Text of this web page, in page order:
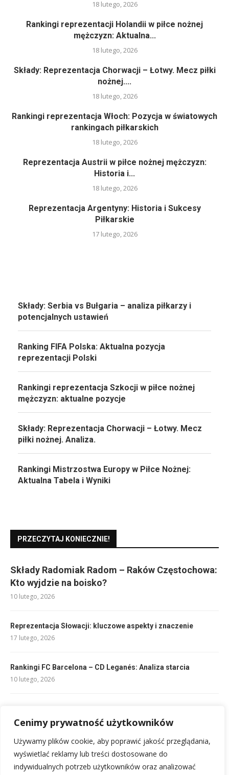
Cenimy prywatność użytkowników
Używamy plików cookie, aby poprawić jakość przeglądania,
wyświetlać reklamy lub treści dostosowane do
indywidualnych potrzeb użytkowników oraz analizować
18 lutego, 2026
Rankingi reprezentacji Holandii w piłce nożnej
mężczyzn: Aktualna...
18 lutego, 2026
Składy: Reprezentacja Chorwacji – Łotwy. Mecz piłki
nożnej....
18 lutego, 2026
Rankingi reprezentacja Włoch: Pozycja w światowych
rankingach piłkarskich
18 lutego, 2026
Reprezentacja Austrii w piłce nożnej mężczyzn:
Historia i...
18 lutego, 2026
Reprezentacja Argentyny: Historia i Sukcesy
Piłkarskie
17 lutego, 2026
Składy: Serbia vs Bułgaria – analiza piłkarzy i
potencjalnych ustawień
Ranking FIFA Polska: Aktualna pozycja
reprezentacji Polski
Rankingi reprezentacja Szkocji w piłce nożnej
mężczyzn: aktualne pozycje
Składy: Reprezentacja Chorwacji – Łotwy. Mecz
piłki nożnej. Analiza.
Rankingi Mistrzostwa Europy w Piłce Nożnej:
Aktualna Tabela i Wyniki
PRZECZYTAJ KONIECZNIE!
Składy Radomiak Radom – Raków Częstochowa:
Kto wyjdzie na boisko?
10 lutego, 2026
Reprezentacja Słowacji: kluczowe aspekty i znaczenie
17 lutego, 2026
Rankingi FC Barcelona – CD Leganés: Analiza starcia
10 lutego, 2026
10 lutego, 2026
Składy: Stade Rennais – RC Lens: Kadry na hit ligowy
10 lutego, 2026